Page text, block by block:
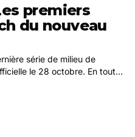
premiers
du nouveau
série de milieu de
le 28 octobre. En toute